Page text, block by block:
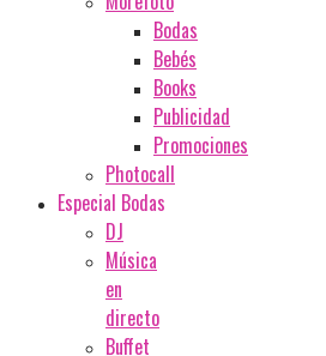
Bodas
Bebés
Books
Publicidad
Promociones
Photocall
Especial Bodas
DJ
Música
en
directo
Buffet